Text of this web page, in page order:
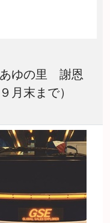
ゆの里 謝恩
月末まで）